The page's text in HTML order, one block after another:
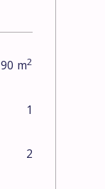
90 m2
1
2